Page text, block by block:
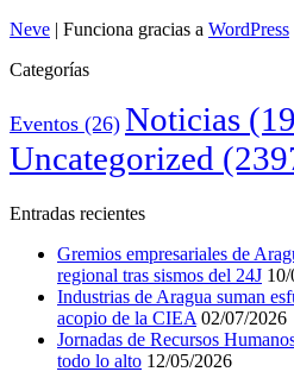
Neve | Funciona gracias a WordPress
Categorías
Eventos (26) Noticias
Uncategorized
Entradas recientes
Gremios empresariales de
regional tras sismos del 24J
Industrias de Aragua suman
acopio de la CIEA 02/07/2026
Jornadas de Recursos
todo lo alto 12/05/2026